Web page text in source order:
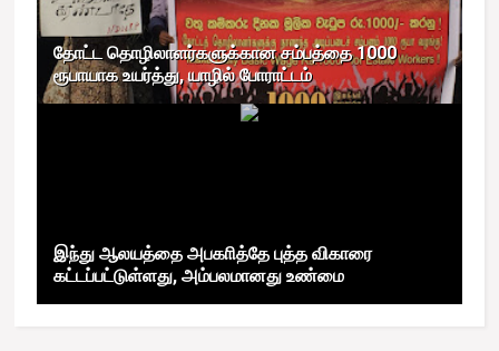
தோட்ட தொழிலாளர்களுக்கான சம்பத்தை 1000
ரூபாயாக உயர்த்து, யாழில் போராட்டம்
இந்து ஆலயத்தை அபகாித்தே புத்த விகாரை
கட்டப்பட்டுள்ளது, அம்பலமானது உண்மை